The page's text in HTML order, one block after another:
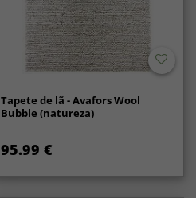
Tapete de lã - Avafors Wool
Bubble (natureza)
95.99 €